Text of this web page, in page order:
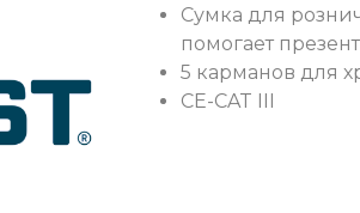
Сумка для
помогает
5 карманов для
CE-CAT III